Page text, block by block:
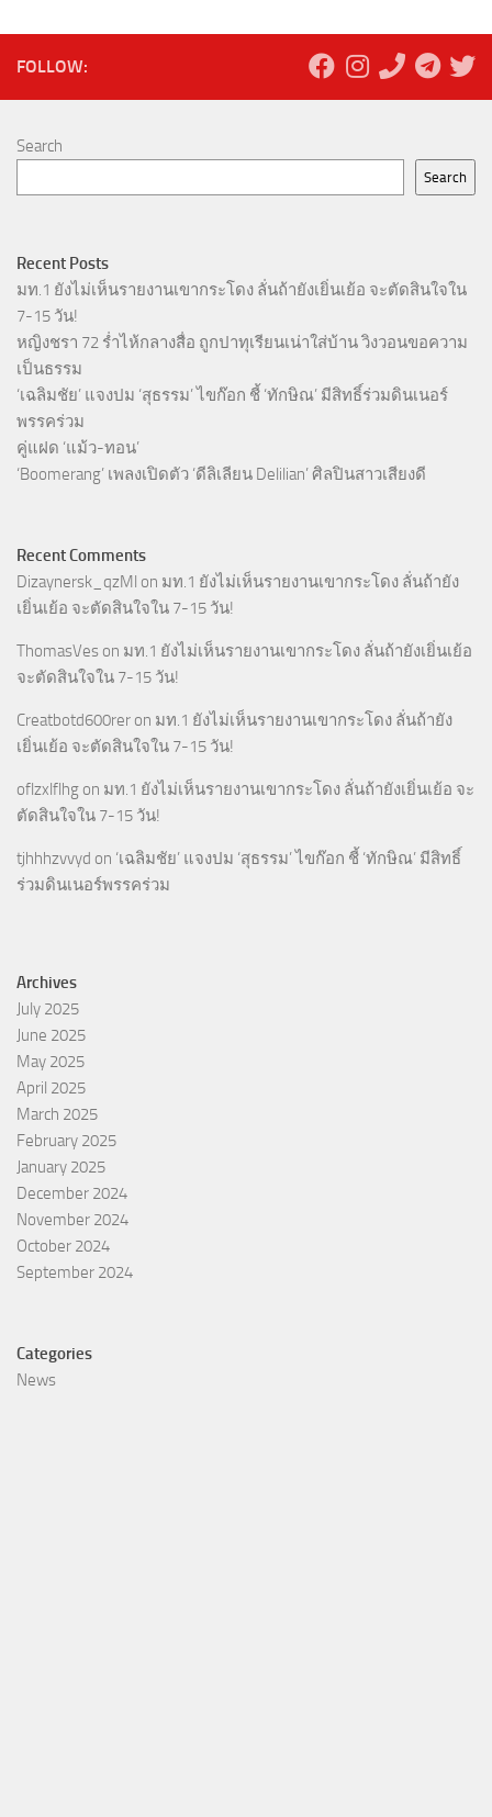
FOLLOW:
Search
Search
Recent Posts
มท.1 ยังไม่เห็นรายงานเขากระโดง ลั่นถ้ายังเยิ่นเย้อ จะตัดสินใจใน
7-15 วัน!
หญิงชรา 72 ร่ำไห้กลางสื่อ ถูกปาทุเรียนเน่าใส่บ้าน วิงวอนขอความ
เป็นธรรม
‘เฉลิมชัย’ แจงปม ‘สุธรรม’ ไขก๊อก ชี้ ‘ทักษิณ’ มีสิทธิ์ร่วมดินเนอร์
พรรคร่วม
คู่แฝด ‘แม้ว-ทอน’
‘Boomerang’ เพลงเปิดตัว ‘ดีลิเลียน Delilian’ ศิลปินสาวเสียงดี
Recent Comments
Dizaynersk_qzMl on มท.1 ยังไม่เห็นรายงานเขากระโดง ลั่นถ้ายัง
เยิ่นเย้อ จะตัดสินใจใน 7-15 วัน!
ThomasVes on มท.1 ยังไม่เห็นรายงานเขากระโดง ลั่นถ้ายังเยิ่นเย้อ
จะตัดสินใจใน 7-15 วัน!
Creatbotd600rer on มท.1 ยังไม่เห็นรายงานเขากระโดง ลั่นถ้ายัง
เยิ่นเย้อ จะตัดสินใจใน 7-15 วัน!
oflzxlflhg on มท.1 ยังไม่เห็นรายงานเขากระโดง ลั่นถ้ายังเยิ่นเย้อ จะ
ตัดสินใจใน 7-15 วัน!
tjhhhzvvyd on ‘เฉลิมชัย’ แจงปม ‘สุธรรม’ ไขก๊อก ชี้ ‘ทักษิณ’ มีสิทธิ์
ร่วมดินเนอร์พรรคร่วม
Archives
July 2025
June 2025
May 2025
April 2025
March 2025
February 2025
January 2025
December 2024
November 2024
October 2024
September 2024
Categories
News